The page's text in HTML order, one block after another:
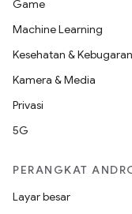
Game
Machine Learning
Kesehatan & Kebugaran
Kamera & Media
Privasi
5G
PERANGKAT
Layar besar